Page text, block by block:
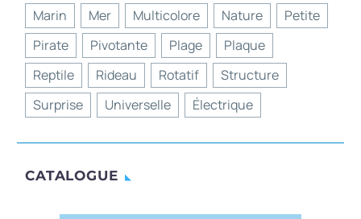
Marin
Mer Multicolore Nature
Petite
Pirate
Pivotante Plage
Plaque
Reptile
Rideau Rotatif
Structure
Surprise
Universelle Électrique
CATALOGUE